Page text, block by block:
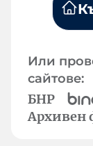
Или
сайтове:
БНР
Архивен